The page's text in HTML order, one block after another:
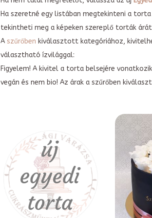
Ha szeretné egy listában megtekinteni a
tekintheti meg a képeken szereplő torták
A szűrőben kiválasztott kategóriához,
választható ízvilággal:
Figyelem! A kivitel a torta belsejére
vegán és nem bio! Az árak a szűrőben